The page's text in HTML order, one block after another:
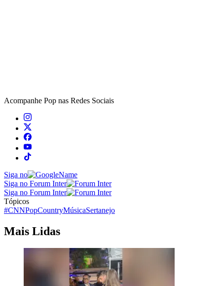
Acompanhe Pop nas Redes Sociais
Siga no
Siga no Forum Inter
Siga no Forum Inter
Tópicos
#CNNPopCountryMúsicaSertanejo
Mais Lidas